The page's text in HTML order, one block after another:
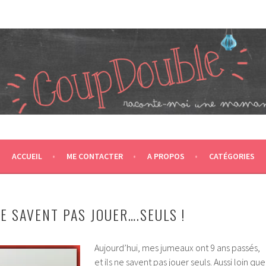
CA NOUS PROPULSE SUPER MAMAN! CA DONNE DEUX
ACCUEIL ME CONTACTER A PROPOS CATÉGORIES
SAVENT PAS JOUER….SEULS !
Aujourd’hui, mes jumeaux ont 9 ans passés,
et ils ne savent pas jouer seuls. Aussi loin que